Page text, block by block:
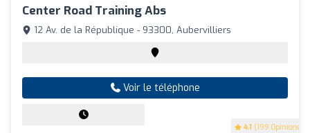
Center Road Training Abs
4.1 (199 Opinions)
12 Av. de la République - 93300, Aubervilliers
Voir le téléphone